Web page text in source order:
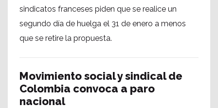
sindicatos franceses piden que se realice un
segundo día de huelga el 31 de enero a menos
que se retire la propuesta.
Movimiento social y sindical de
Colombia convoca a paro
nacional